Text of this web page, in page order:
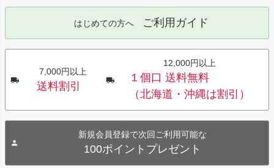
はじめての方へ ご利用ガイド
7,000円以上
送料割引
12,000円以上
１個口 送料無料
（北海道・沖縄は割引）
新規会員登録で次回ご利用可能な
100ポイントプレゼント